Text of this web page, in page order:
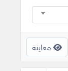
معاينة